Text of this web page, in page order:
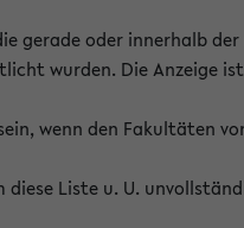
gerade oder innerhalb
wurden. Die Anzeige
wenn den Fakultäten
Liste u. U.